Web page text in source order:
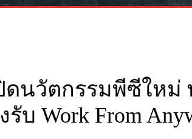
ดนวัตกรรมพีซีให
รับ Work From